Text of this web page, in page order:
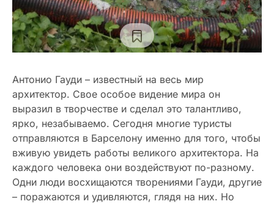
Антонио Гауди – известный на весь мир
архитектор. Свое особое видение мира он
выразил в творчестве и сделал это талантливо,
ярко, незабываемо. Сегодня многие туристы
отправляются в Барселону именно для того, чтобы
вживую увидеть работы великого архитектора. На
каждого человека они воздействуют по-разному.
Одни люди восхищаются творениями Гауди, другие
– поражаются и удивляются, глядя на них. Но